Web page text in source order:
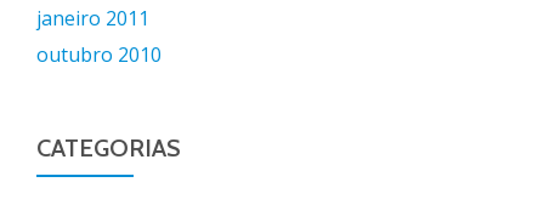
janeiro 2011
outubro 2010
CATEGORIAS